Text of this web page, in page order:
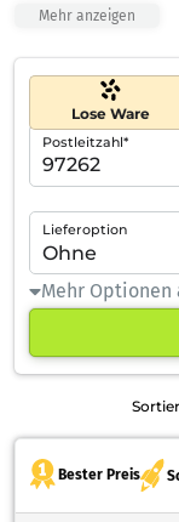
Mehr anzeigen
Lose Ware
Postleitzahl*
Lieferoption
Mehr Optionen
Bester Preis